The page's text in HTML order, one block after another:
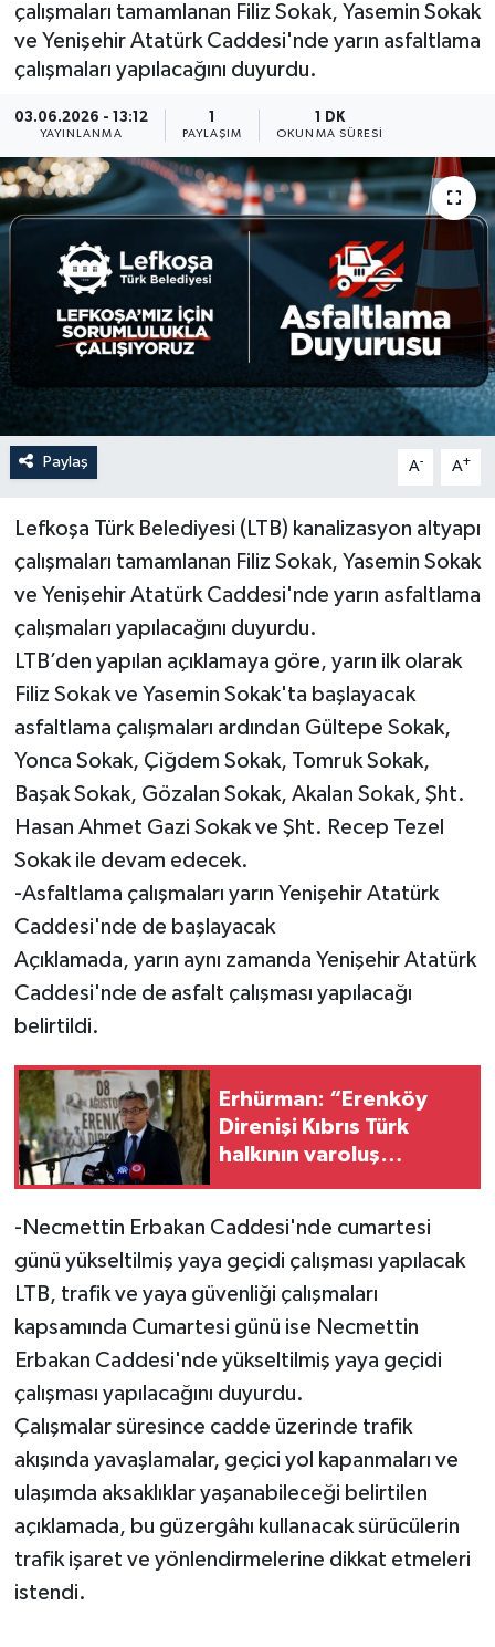
çalışmaları tamamlanan Filiz Sokak, Yasemin Sokak
ve Yenişehir Atatürk Caddesi'nde yarın asfaltlama
çalışmaları yapılacağını duyurdu.
03.06.2026 - 13:12
YAYINLANMA
1
PAYLAŞIM
1 DK
OKUNMA SÜRESI
Paylaş A- A+
Lefkoşa Türk Belediyesi (LTB) kanalizasyon altyapı
çalışmaları tamamlanan Filiz Sokak, Yasemin Sokak
ve Yenişehir Atatürk Caddesi'nde yarın asfaltlama
çalışmaları yapılacağını duyurdu.
LTB’den yapılan açıklamaya göre, yarın ilk olarak
Filiz Sokak ve Yasemin Sokak'ta başlayacak
asfaltlama çalışmaları ardından Gültepe Sokak,
Yonca Sokak, Çiğdem Sokak, Tomruk Sokak,
Başak Sokak, Gözalan Sokak, Akalan Sokak, Şht.
Hasan Ahmet Gazi Sokak ve Şht. Recep Tezel
Sokak ile devam edecek.
-Asfaltlama çalışmaları yarın Yenişehir Atatürk
Caddesi'nde de başlayacak
Açıklamada, yarın aynı zamanda Yenişehir Atatürk
Caddesi'nde de asfalt çalışması yapılacağı
belirtildi.
Erhürman: “Erenköy
Direnişi Kıbrıs Türk
halkının varoluş
-Necmettin Erbakan Caddesi'nde cumartesi
günü yükseltilmiş yaya geçidi çalışması yapılacak
LTB, trafik ve yaya güvenliği çalışmaları
kapsamında Cumartesi günü ise Necmettin
Erbakan Caddesi'nde yükseltilmiş yaya geçidi
çalışması yapılacağını duyurdu.
Çalışmalar süresince cadde üzerinde trafik
akışında yavaşlamalar, geçici yol kapanmaları ve
ulaşımda aksaklıklar yaşanabileceği belirtilen
açıklamada, bu güzergâhı kullanacak sürücülerin
trafik işaret ve yönlendirmelerine dikkat etmeleri
istendi.